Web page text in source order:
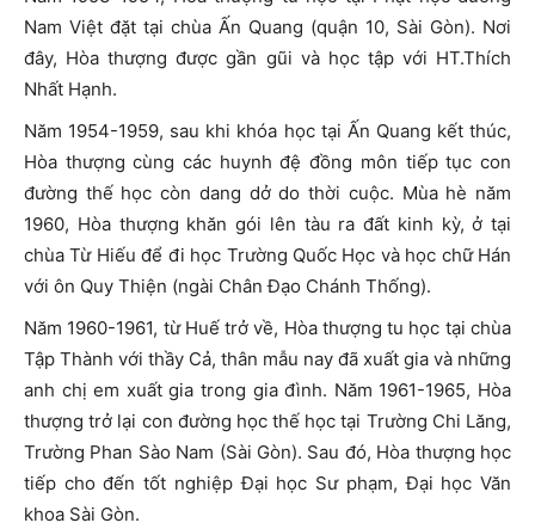
Nam Việt đặt tại chùa Ấn Quang (quận 10, Sài Gòn). Nơi
đây, Hòa thượng được gần gũi và học tập với HT.Thích
Nhất Hạnh.
Năm 1954-1959, sau khi khóa học tại Ấn Quang kết thúc,
Hòa thượng cùng các huynh đệ đồng môn tiếp tục con
đường thế học còn dang dở do thời cuộc. Mùa hè năm
1960, Hòa thượng khăn gói lên tàu ra đất kinh kỳ, ở tại
chùa Từ Hiếu để đi học Trường Quốc Học và học chữ Hán
với ôn Quy Thiện (ngài Chân Đạo Chánh Thống).
Năm 1960-1961, từ Huế trở về, Hòa thượng tu học tại chùa
Tập Thành với thầy Cả, thân mẫu nay đã xuất gia và những
anh chị em xuất gia trong gia đình. Năm 1961-1965, Hòa
thượng trở lại con đường học thế học tại Trường Chi Lăng,
Trường Phan Sào Nam (Sài Gòn). Sau đó, Hòa thượng học
tiếp cho đến tốt nghiệp Đại học Sư phạm, Đại học Văn
khoa Sài Gòn.